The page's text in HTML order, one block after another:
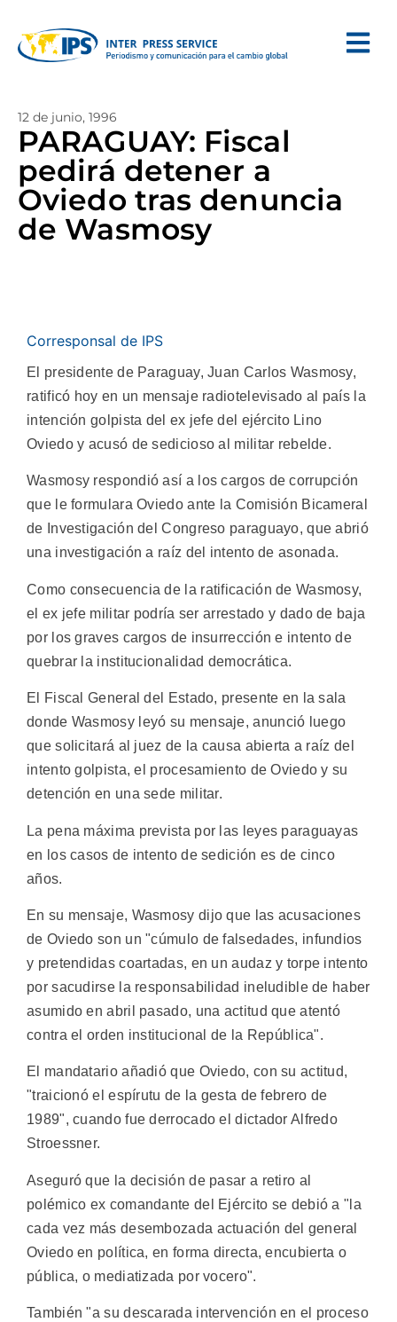
12 de junio, 1996
PARAGUAY: Fiscal
pedirá detener a
Oviedo tras denuncia
de Wasmosy
Corresponsal de IPS
El presidente de Paraguay, Juan Carlos Wasmosy,
ratificó hoy en un mensaje radiotelevisado al país la
intención golpista del ex jefe del ejército Lino
Oviedo y acusó de sedicioso al militar rebelde.
Wasmosy respondió así a los cargos de corrupción
que le formulara Oviedo ante la Comisión Bicameral
de Investigación del Congreso paraguayo, que abrió
una investigación a raíz del intento de asonada.
Como consecuencia de la ratificación de Wasmosy,
el ex jefe militar podría ser arrestado y dado de baja
por los graves cargos de insurrección e intento de
quebrar la institucionalidad democrática.
El Fiscal General del Estado, presente en la sala
donde Wasmosy leyó su mensaje, anunció luego
que solicitará al juez de la causa abierta a raíz del
intento golpista, el procesamiento de Oviedo y su
detención en una sede militar.
La pena máxima prevista por las leyes paraguayas
en los casos de intento de sedición es de cinco
años.
En su mensaje, Wasmosy dijo que las acusaciones
de Oviedo son un "cúmulo de falsedades, infundios
y pretendidas coartadas, en un audaz y torpe intento
por sacudirse la responsabilidad ineludible de haber
asumido en abril pasado, una actitud que atentó
contra el orden institucional de la República".
El mandatario añadió que Oviedo, con su actitud,
"traicionó el espírutu de la gesta de febrero de
1989", cuando fue derrocado el dictador Alfredo
Stroessner.
Aseguró que la decisión de pasar a retiro al
polémico ex comandante del Ejército se debió a "la
cada vez más desembozada actuación del general
Oviedo en política, en forma directa, encubierta o
pública, o mediatizada por vocero".
También "a su descarada intervención en el proceso